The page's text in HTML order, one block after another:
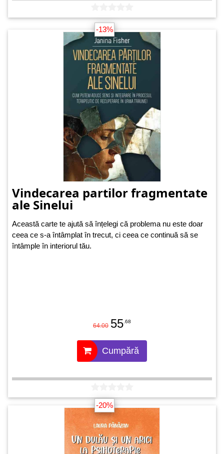
-13%
Vindecarea partilor fragmentate
ale Sinelui
Această carte te ajută să înțelegi că problema nu este doar
ceea ce s-a întâmplat în trecut, ci ceea ce continuă să se
întâmple în interiorul tău.
64.00 55 .68
Cumpără
-20%